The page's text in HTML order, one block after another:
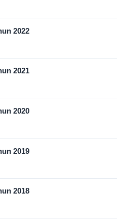
2022
2021
2020
2019
2018